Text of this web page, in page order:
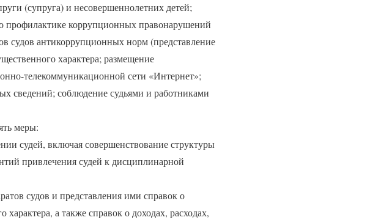
(супруга) и несовершеннолетних детей;
профилактике коррупционных правонарушений
судов антикоррупционных норм (представление
характера; размещение
телекоммуникационной сети «Интернет»;
сведений; соблюдение судьями и работниками
меры:
судей, включая совершенствование структуры
привлечения судей к дисциплинарной
судов и представления ими справок о
а также справок о доходах, расходах,